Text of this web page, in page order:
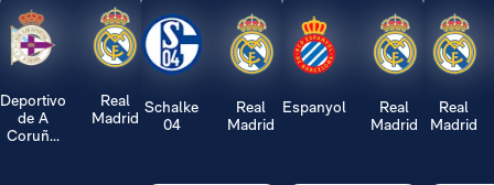
Deportivo
de A
Coruñ...
Real
Madrid
Schalke
04
Real
Madrid
Espanyol
Real
Madrid
Real
Madrid